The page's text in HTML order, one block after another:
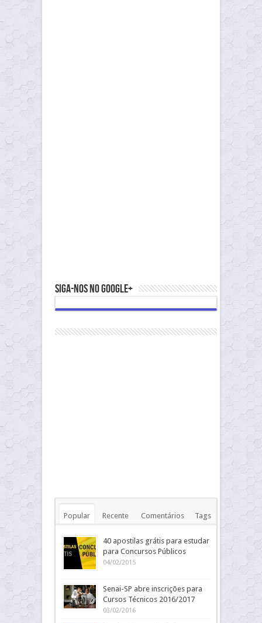
Siga-nos no Google+
Popular Recente Comentários Tags
40 apostilas grátis para estudar
para Concursos Públicos
04/02/2015
Senai-SP abre inscrições para
Cursos Técnicos 2016/2017
03/02/2016